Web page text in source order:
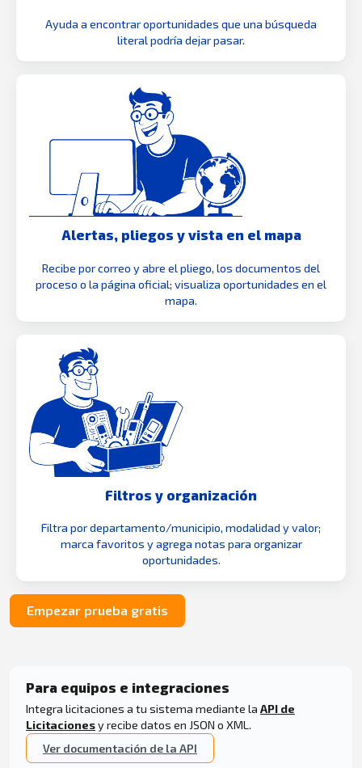
Ayuda a encontrar oportunidades que una búsqueda
literal podría dejar pasar.
Alertas, pliegos y vista en el mapa
Recibe por correo y abre el pliego, los documentos del
proceso o la página oficial; visualiza oportunidades en el
mapa.
Filtros y organización
Filtra por departamento/municipio, modalidad y valor;
marca favoritos y agrega notas para organizar
oportunidades.
Empezar prueba gratis
Para equipos e integraciones
Integra licitaciones a tu sistema mediante la API de
Licitacionesy recibe datos en JSON o XML.
Ver documentación de la API